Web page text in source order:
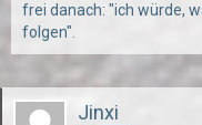
frei danach: "ich würde,
folgen".
Jinxi